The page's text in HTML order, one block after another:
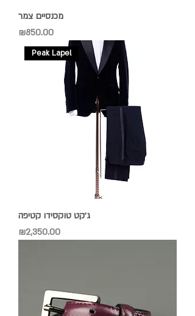
מכנסיים צמר
Price
₪850.00
Peak Lapel
ג׳קט טוקסידו קטיפה
Price
₪2,350.00